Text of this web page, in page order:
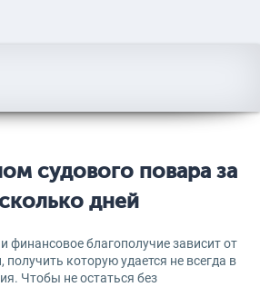
судового повара за
дней
финансовое благополучие зависит от
которую удается не всегда в
Чтобы не остаться без